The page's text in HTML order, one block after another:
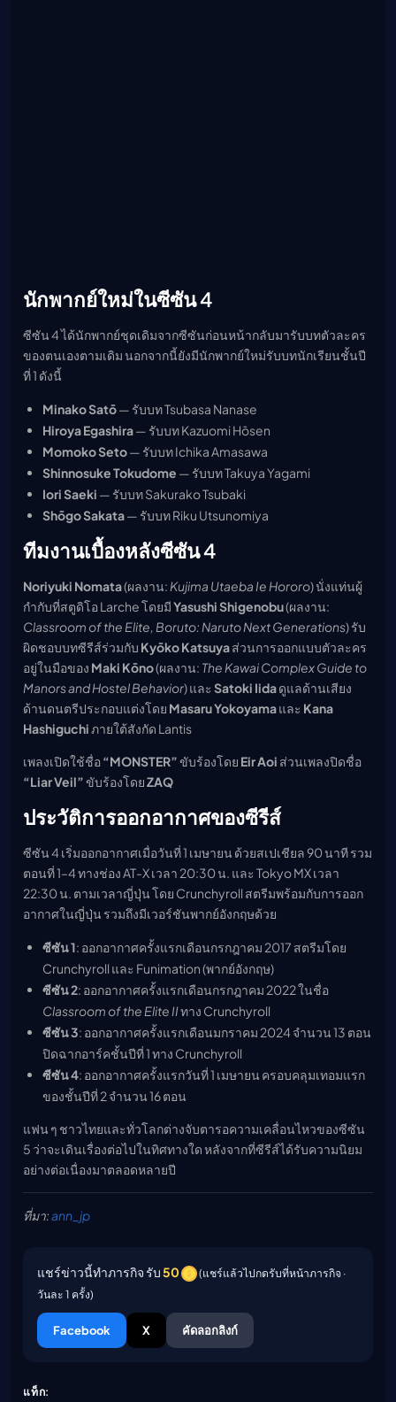
นักพากย์ใหม่ในซีซัน 4
ซีซัน 4 ได้นักพากย์ชุดเดิมจากซีซันก่อนหน้ากลับมารับบทตัวละคร
ของตนเองตามเดิม นอกจากนี้ยังมีนักพากย์ใหม่รับบทนักเรียนชั้นปี
ที่ 1 ดังนี้
Minako Satō— รับบท Tsubasa Nanase
Hiroya Egashira— รับบท Kazuomi Hōsen
Momoko Seto— รับบท Ichika Amasawa
Shinnosuke Tokudome — รับบท Takuya Yagami
Iori Saeki — รับบท Sakurako Tsubaki
Shōgo Sakata— รับบท Riku Utsunomiya
ทีมงานเบื้องหลังซีซัน 4
Noriyuki Nomata(ผลงาน: Kujima Utaeba Ie Hororo) นั่งแท่นผู้
กำกับที่สตูดิโอ Larche โดยมีYasushi Shigenobu(ผลงาน:
Classroom of the Elite, Boruto: Naruto Next Generations) รับ
ผิดชอบบทซีรีส์ร่วมกับ Kyōko Katsuyaส่วนการออกแบบตัวละคร
อยู่ในมือของ Maki Kōno(ผลงาน: The Kawai Complex Guide to
Manors and Hostel Behavior) และ Satoki Iidaดูแลด้านเสียง
ด้านดนตรีประกอบแต่งโดย Masaru Yokoyamaและ Kana
Hashiguchiภายใต้สังกัด Lantis
เพลงเปิดใช้ชื่อ“MONSTER”ขับร้องโดย Eir Aoi ส่วนเพลงปิดชื่อ
“Liar Veil”ขับร้องโดยZAQ
ประวัติการออกอากาศของซีรีส์
ซีซัน 4 เริ่มออกอากาศเมื่อวันที่ 1 เมษายน ด้วยสเปเชียล 90 นาที รวม
ตอนที่ 1–4 ทางช่อง AT-X เวลา 20:30 น. และ Tokyo MX เวลา
22:30 น. ตามเวลาญี่ปุ่น โดย Crunchyroll สตรีมพร้อมกับการออก
อากาศในญี่ปุ่น รวมถึงมีเวอร์ชันพากย์อังกฤษด้วย
ซีซัน 1: ออกอากาศครั้งแรกเดือนกรกฎาคม 2017 สตรีมโดย
Crunchyroll และ Funimation (พากย์อังกฤษ)
ซีซัน 2: ออกอากาศครั้งแรกเดือนกรกฎาคม 2022 ในชื่อ
Classroom of the Elite IIทาง Crunchyroll
ซีซัน 3: ออกอากาศครั้งแรกเดือนมกราคม 2024 จำนวน 13 ตอน
ปิดฉากอาร์คชั้นปีที่ 1 ทาง Crunchyroll
ซีซัน 4: ออกอากาศครั้งแรกวันที่ 1 เมษายน ครอบคลุมเทอมแรก
ของชั้นปีที่ 2 จำนวน 16 ตอน
แฟน ๆ ชาวไทยและทั่วโลกต่างจับตารอความเคลื่อนไหวของซีซัน
5 ว่าจะเดินเรื่องต่อไปในทิศทางใด หลังจากที่ซีรีส์ได้รับความนิยม
อย่างต่อเนื่องมาตลอดหลายปี
ที่มา:ann_jp
แชร์ข่าวนี้ทำภารกิจ รับ50
(แชร์แล้วไปกดรับที่หน้าภารกิจ ·
วันละ 1 ครั้ง)
Facebook X คัดลอกลิงก์
แท็ก: